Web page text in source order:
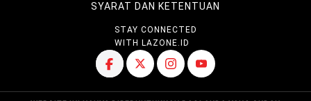
SYARAT DAN KETENTUAN
STAY CONNECTED
WITH LAZONE.ID